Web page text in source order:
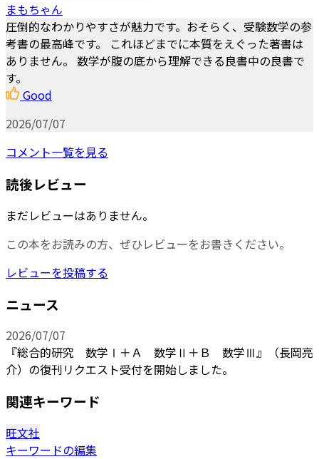
まもちゃん
圧倒的なわかりやすさが魅力です。おそらく、受験数学の参
考書の最高峰です。 これほどまでに本質をえぐった著書は
ありません。 数学が腹の底から理解できる良書中の良書で
す。
Good
2026/07/07
コメント一覧を見る
読後レビュー
まだレビューはありません。
この本をお読みの方、ぜひレビューをお書きください。
レビューを投稿する
ニュース
2026/07/07
『総合的研究 数学Ⅰ＋Ａ 数学Ⅱ＋Ｂ 数学Ⅲ』（長岡亮
介）の復刊リクエスト受付を開始しました。
関連キーワード
旺文社
キーワードの編集